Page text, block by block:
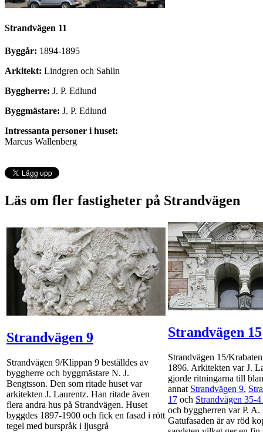
Strandvägen 11
Byggår: 1894-1895
Arkitekt: Lindgren och Sahlin
Byggherre: J. P. Edlund
Byggmästare: J. P. Edlund
Intressanta personer i huset:
Marcus Wallenberg
Läs om fler fastigheter på Strandvägen
Strandvägen 9
Strandvägen 9/Klippan 9 beställdes av
byggherre och byggmästare N. J.
Bengtsson. Den som ritade huset var
arkitekten J. Laurentz. Han ritade även
flera andra hus på Strandvägen. Huset
byggdes 1897-1900 och fick en fasad i rött
tegel med burspråk i ljusgrå
Strandvägen 15
Strandvägen 15/
1896. Arkitekten var J.
gjorde ritningarna till
annat Strandvägen 9,
17 och Strandvägen 35-
och byggherren var P. A.
Gatufasaden är av röd